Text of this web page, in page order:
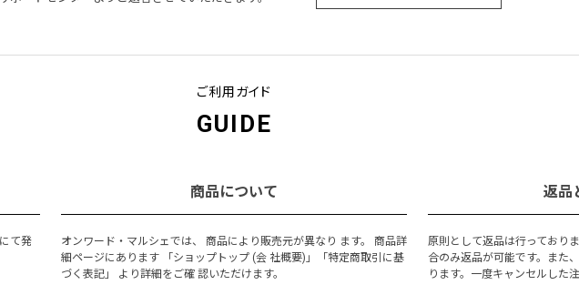
ご利用ガイド
GUIDE
て発
商品について
オンワード・マルシェでは、 商品により販売元が異なり ます。 商品詳
細ページにあります 「ショップトップ (会 社概要)」「特定商取引に基
づく表記」 より詳細をご確 認いただけます。
返品
原則として返品は行っており
合のみ返品が可能です。また
ります。一度キャンセルした